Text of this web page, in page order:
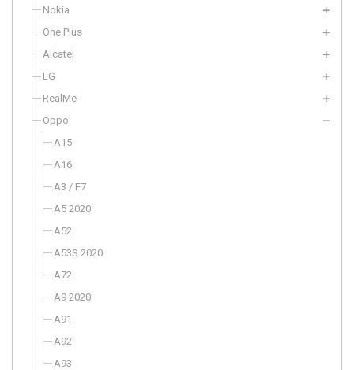
Nokia
One Plus
Alcatel
LG
RealMe
Oppo
A15
A16
A3 / F7
A5 2020
A52
A53S 2020
A72
A9 2020
A91
A92
A93